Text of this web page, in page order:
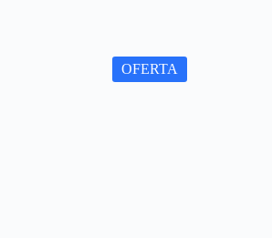
OFERTA